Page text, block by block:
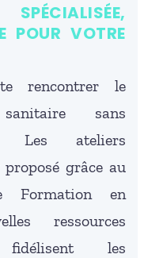
POUR VOTRE
rencontrer le
sans
Les ateliers
grâce au
Formation en
ressources
les